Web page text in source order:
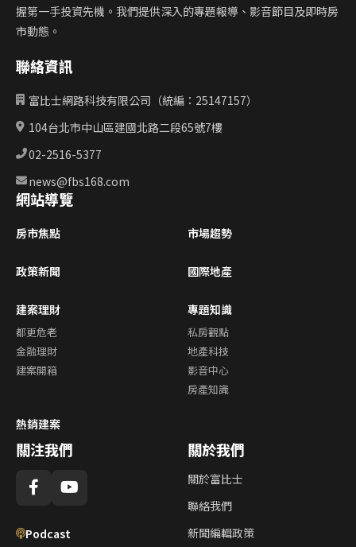
握第一手投資先機。我們提供深入的專題報導、影音節目及即時房
市動態。
聯絡資訊
富比士網路科技有限公司（統編：25147157）
104台北市中山區建國北路二段65號7樓
02-2516-5377
news@fbs168.com
網站導覽
房市焦點 市場趨勢
政策新聞 國際地產
建案理財
都更危老
金融理財
建案開箱
專題知識
私房觀點
地產科技
影音中心
房產知識
熱銷建案
關注我們
Podcast
關於我們
關於富比士
聯絡我們
新聞編輯政策